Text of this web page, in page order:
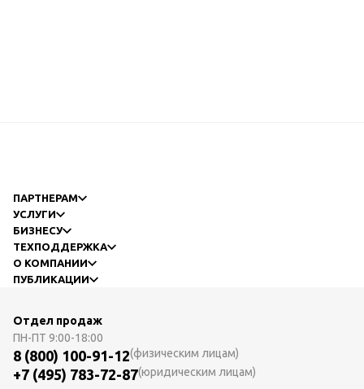
ПАРТНЕРАМ
УСЛУГИ
БИЗНЕСУ
ТЕХПОДДЕРЖКА
О КОМПАНИИ
ПУБЛИКАЦИИ
Отдел продаж
ПН-ПТ 9:00-18:00
8 (800) 100-91-12(физическим лицам)
+7 (495) 783-72-87(юридическим лицам)